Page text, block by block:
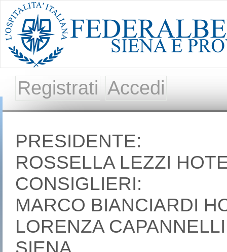
Registrati Accedi
PRESIDENTE:
ROSSELLA LEZZI
CONSIGLIERI:
MARCO BIANCIARDI
LORENZA
SIENA